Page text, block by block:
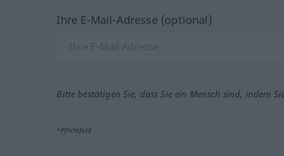
Ihre E-Mail-Adresse (optional)
Bitte bestätigen Sie, dass Sie ein Mensch sind, indem
*Pflichtfeld